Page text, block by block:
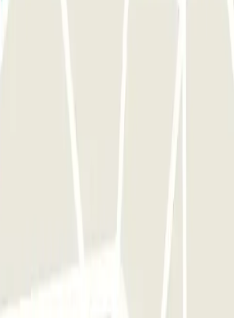
podrás hacer uso de toda la red de
disponibles en Parclick.
podrás entrar y salir del parking todas